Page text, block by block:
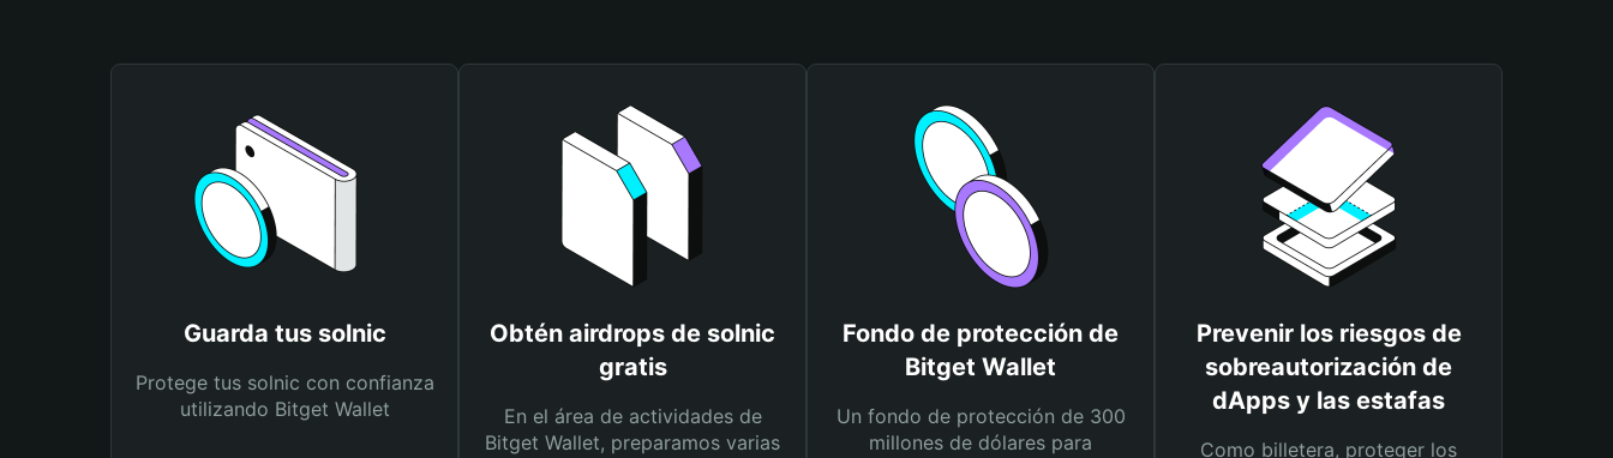
Guarda tus solnic
Protege tus solnic con confianza
utilizando Bitget Wallet
Obtén airdrops de solnic
gratis
En el área de actividades de
Bitget Wallet, preparamos varias
Fondo de protección de
Bitget Wallet
Un fondo de protección de 300
millones de dólares para
Prevenir los riesgos de
sobreautorización de
dApps y las estafas
Como billetera, proteger los